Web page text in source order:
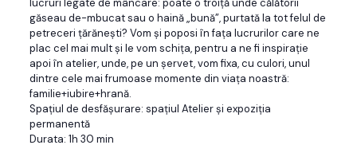
lucruri legate de mâncare: poate o troiță unde călătorii
găseau de-mbucat sau o haină „bună”, purtată la tot felul de
petreceri țărănești? Vom și poposi în fața lucrurilor care ne
plac cel mai mult și le vom schița, pentru a ne fi inspirație
apoi în atelier, unde, pe un șervet, vom fixa, cu culori, unul
dintre cele mai frumoase momente din viața noastră:
familie+iubire+hrană.
Spațiul de desfășurare: spațiul Atelier și expoziția
permanentă
Durata: 1h 30 min